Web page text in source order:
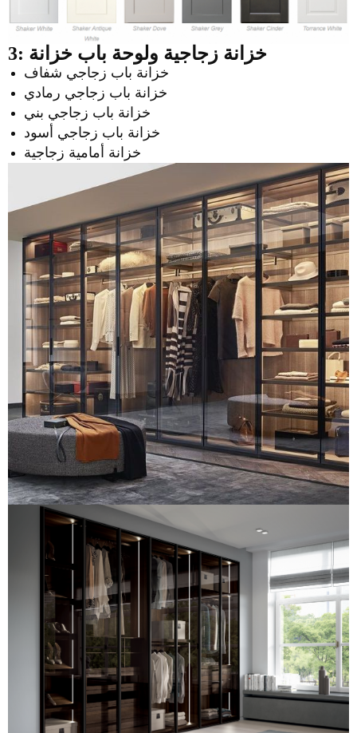
3: خزانة زجاجية ولوحة باب خزانة
خزانة باب زجاجي شفاف
خزانة باب زجاجي رمادي
خزانة باب زجاجي بني
خزانة باب زجاجي أسود
خزانة أمامية زجاجية